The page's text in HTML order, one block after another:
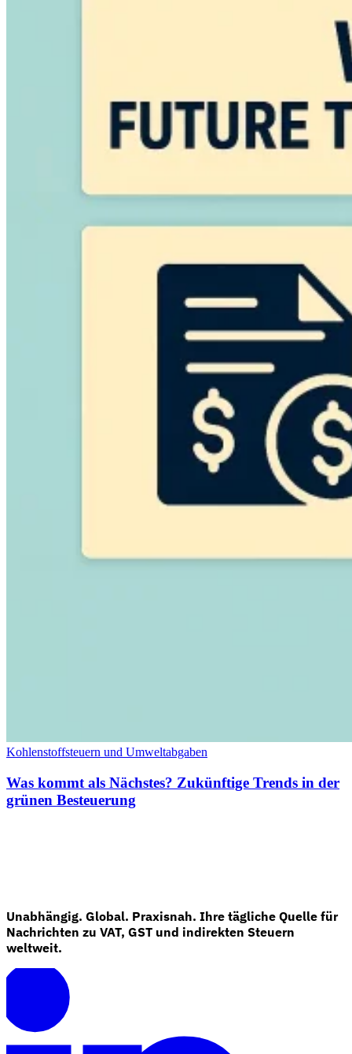
Kohlenstoffsteuern und Umweltabgaben
Was kommt als Nächstes? Zukünftige Trends in der
grünen Besteuerung
Unabhängig. Global. Praxisnah. Ihre tägliche Quelle für
Nachrichten zu VAT, GST und indirekten Steuern
weltweit.